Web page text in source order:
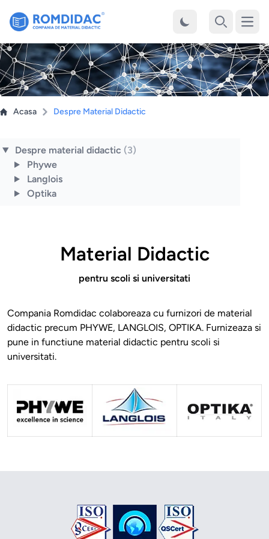
Acasa Despre Material Didactic
Despre material didactic (3)
Phywe
Langlois
Optika
Material Didactic
pentru scoli si universitati
Compania Romdidac colaboreaza cu furnizori de material
didactic precum PHYWE, LANGLOIS, OPTIKA. Furnizeaza si
pune in functiune material didactic pentru scoli si
universitati.